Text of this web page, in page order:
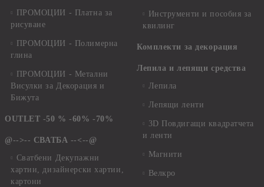
ПРОМОЦИИ - Платна за
рисуване
ПРОМОЦИИ - Полимерна
глина
ПРОМОЦИИ - Метални
Висулки за Декорация и
Бижута
OUTLET -50 % -60% -70%
@-->-- СВАТБА --<--@
Сватбени Декупажни
хартии, дизайнерски хартии,
картони
Инструменти и пособия за
квилинг
Комплекти за декорация
Лепила и лепящи средства
Лепила
Лепящи ленти
3D Повдигащи квадратчета
и ленти
Магнити
Велкро